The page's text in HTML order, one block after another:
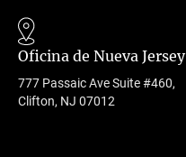
Oficina de Nueva Jersey
777 Passaic Ave Suite #460,
Clifton, NJ 07012